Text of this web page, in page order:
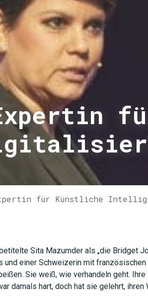
für Künstliche
Sita Mazumder als „die Bridget
einer Schweizerin mit
Sie weiß, wie verhandeln geht.
damals hart, doch hat sie gelehrt,